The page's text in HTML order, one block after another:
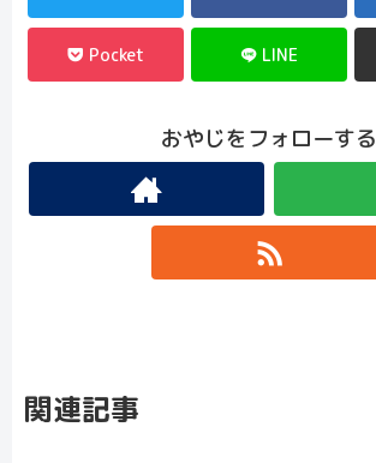
Pocket LINE
おやじをフォローする
関連記事